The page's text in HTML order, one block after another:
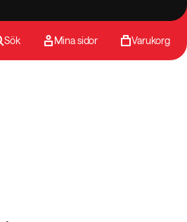
Sök Mina sidor Varukorg